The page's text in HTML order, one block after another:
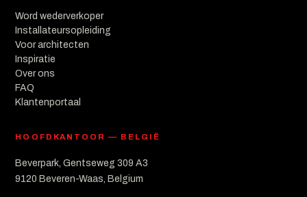
Word wederverkoper
Installateursopleiding
Voor architecten
Inspiratie
Over ons
FAQ
Klantenportaal
HOOFDKANTOOR — BELGIË
Beverpark, Gentseweg 309 A3
9120 Beveren-Waas, Belgium